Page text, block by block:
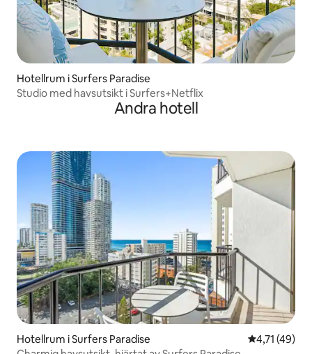
Hotellrum i Surfers Paradise
Studio med havsutsikt i Surfers+Netflix
Andra hotell
Hotellrum i Surfers Paradise 4,71 av 5 i
4,71 (49)